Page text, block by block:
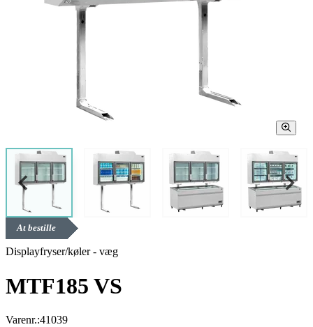
At bestille
Displayfryser/køler - væg
MTF185 VS
Varenr.:41039